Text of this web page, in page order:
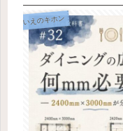
いえのキホン